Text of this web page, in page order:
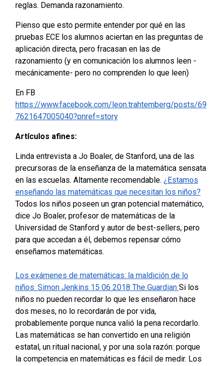
reglas. Demanda razonamiento.
Pienso que esto permite entender por qué en las
pruebas ECE los alumnos aciertan en las preguntas de
aplicación directa, pero fracasan en las de
razonamiento (y en comunicación los alumnos leen -
mecánicamente- pero no comprenden lo que leen)
En FB
https://www.facebook.com/leon.trahtemberg/posts/69
7621647005040?pnref=story
Artículos afines:
Linda entrevista a Jo Boaler, de Stanford, una de las
precursoras de la enseñanza de la matemática sensata
en las escuelas. Altamente recomendable. ¿Estamos
enseñando las matemáticas que necesitan los niños?
Todos los niños poseen un gran potencial matemático,
dice Jo Boaler, profesor de matemáticas de la
Universidad de Stanford y autor de best-sellers, pero
para que accedan a él, debemos repensar cómo
enseñamos matemáticas.
Los exámenes de matemáticas: la maldición de lo
niños. Simon Jenkins 15 06 2018 The Guardian Si los
niños no pueden recordar lo que les enseñaron hace
dos meses, no lo recordarán de por vida,
probablemente porque nunca valió la pena recordarlo.
Las matemáticas se han convertido en una religión
estatal, un ritual nacional, y por una sola razón: porque
la competencia en matemáticas es fácil de medir. Los